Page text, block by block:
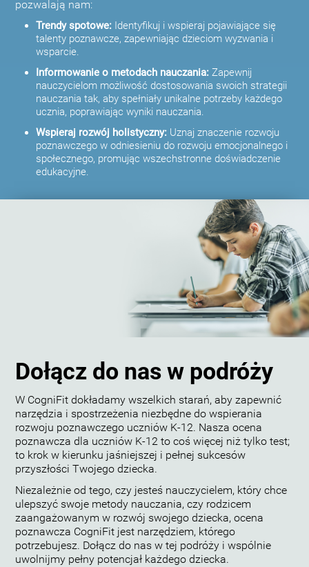
pozwalają nam:
Trendy spotowe: Identyfikuj i wspieraj pojawiające się
talenty poznawcze, zapewniając dzieciom wyzwania i
wsparcie.
Informowanie o metodach nauczania: Zapewnij
nauczycielom możliwość dostosowania swoich strategii
nauczania tak, aby spełniały unikalne potrzeby każdego
ucznia, poprawiając wyniki nauczania.
Wspieraj rozwój holistyczny: Uznaj znaczenie rozwoju
poznawczego w odniesieniu do rozwoju emocjonalnego i
społecznego, promując wszechstronne doświadczenie
edukacyjne.
Dołącz do nas w podróży
W CogniFit dokładamy wszelkich starań, aby zapewnić
narzędzia i spostrzeżenia niezbędne do wspierania
rozwoju poznawczego uczniów K-12. Nasza ocena
poznawcza dla uczniów K-12 to coś więcej niż tylko test;
to krok w kierunku jaśniejszej i pełnej sukcesów
przyszłości Twojego dziecka.
Niezależnie od tego, czy jesteś nauczycielem, który chce
ulepszyć swoje metody nauczania, czy rodzicem
zaangażowanym w rozwój swojego dziecka, ocena
poznawcza CogniFit jest narzędziem, którego
potrzebujesz. Dołącz do nas w tej podróży i wspólnie
uwolnijmy pełny potencjał każdego dziecka.